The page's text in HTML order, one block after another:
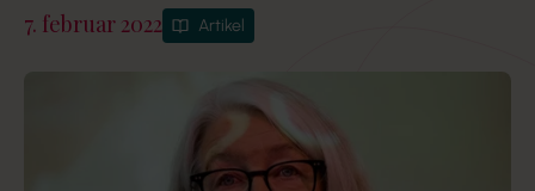
7. februar 2022 Artikel